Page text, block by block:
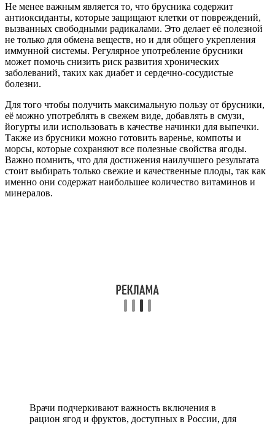
Не менее важным является то, что брусника содержит
антиоксиданты, которые защищают клетки от повреждений,
вызванных свободными радикалами. Это делает её полезной
не только для обмена веществ, но и для общего укрепления
иммунной системы. Регулярное употребление брусники
может помочь снизить риск развития хронических
заболеваний, таких как диабет и сердечно-сосудистые
болезни.
Для того чтобы получить максимальную пользу от брусники,
её можно употреблять в свежем виде, добавлять в смузи,
йогурты или использовать в качестве начинки для выпечки.
Также из брусники можно готовить варенье, компоты и
морсы, которые сохраняют все полезные свойства ягоды.
Важно помнить, что для достижения наилучшего результата
стоит выбирать только свежие и качественные плоды, так как
именно они содержат наибольшее количество витаминов и
минералов.
Врачи подчеркивают важность включения в
рацион ягод и фруктов, доступных в России, для